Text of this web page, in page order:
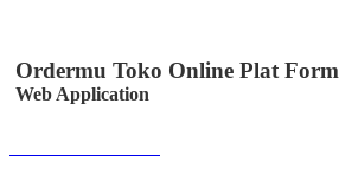
Ordermu Toko Online Plat Form
Web Application